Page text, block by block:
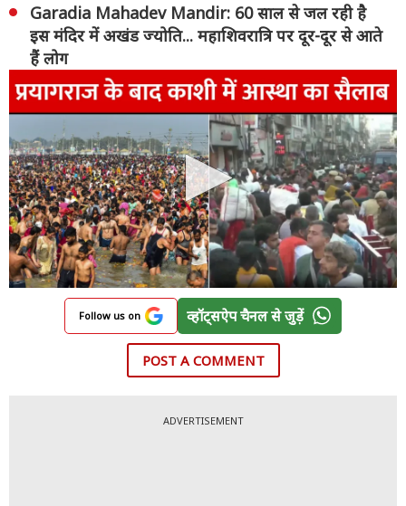
Garadia Mahadev Mandir: 60 साल से जल रही है
इस मंदिर में अखंड ज्योति... महाशिवरात्रि पर दूर-दूर से आते
हैं लोग
Follow us on व्हॉट्सऐप चैनल से जुड़ें
POST A COMMENT
ADVERTISEMENT